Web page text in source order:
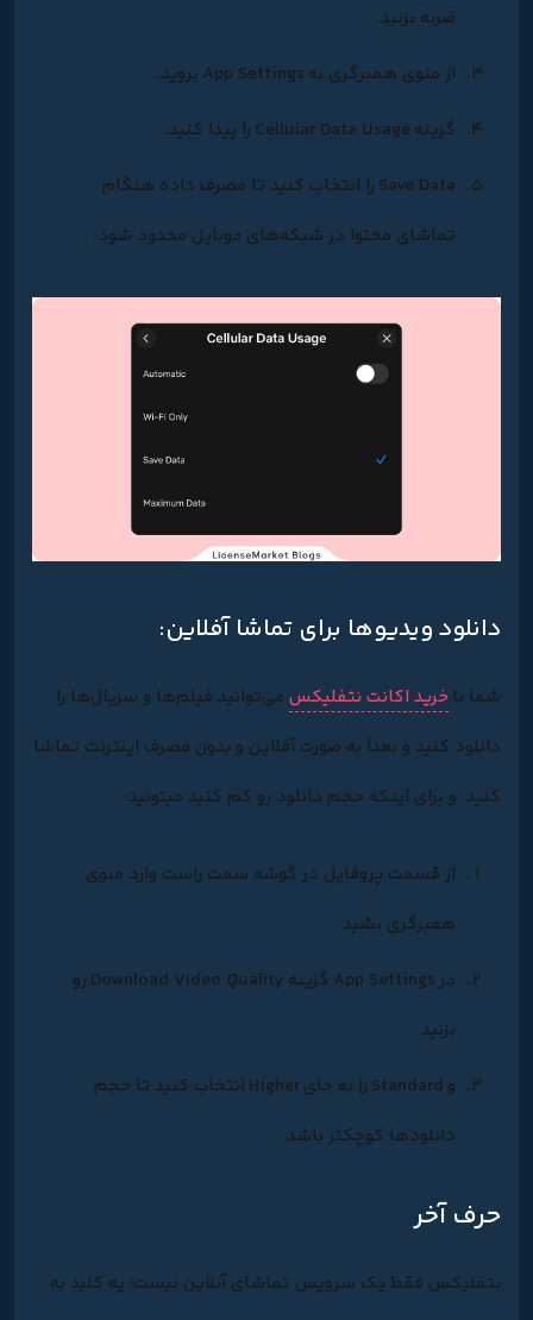
ضربه بزنید.
از منوی همبرگری به App Settings بروید.
گزینه را پیدا کنید.
Save Data را انتخاب کنید تا مصرف داده هنگام
تماشای محتوا در شبکه‌های موبایل محدود شود.
دانلود ویدیوها برای تماشا آفلاین:
شما با خرید اکانت نتفلیکس می‌توانید فیلم‌ها و سریال‌ها را
دانلود کنید و بعداً به صورت آفلاین و بدون مصرف اینترنت تماشا
کنید. و برای اینکه حجم دانلود رو کم کنید میتونید:
از قسمت پروفایل در گوشه سمت راست وارد منوی
همبرگری بشید
درApp Settings گزینه Download Video Quality رو
بزنید
و Standard را به جایHigher انتخاب کنید تا حجم
دانلودها کوچکتر باشد.
حرف آخر
نتفلیکس فقط یک سرویس تماشای آنلاین نیست؛ یه کلید به